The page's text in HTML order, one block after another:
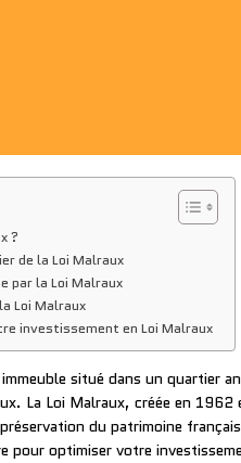
?
de la Loi Malraux
par la Loi Malraux
Loi Malraux
investissement en Loi Malraux
situé dans un quartier
La Loi Malraux, créée en
du patrimoine
pour optimiser votre